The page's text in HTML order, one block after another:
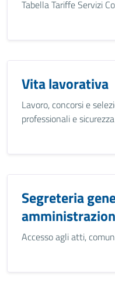
Tabella Tariffe Servizi
Vita lavorativa
Lavoro, concorsi e
professionali e
Segreteria
Accesso agli atti,